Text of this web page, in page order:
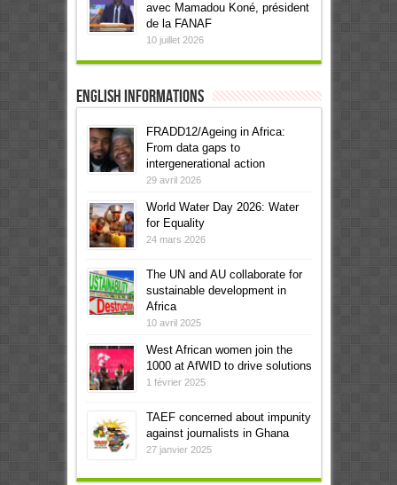
avec Mamadou Koné, président
de la FANAF
10 juillet 2026
English informations
FRADD12/Ageing in Africa:
From data gaps to
intergenerational action
29 avril 2026
World Water Day 2026: Water
for Equality
24 mars 2026
The UN and AU collaborate for
sustainable development in
Africa
10 avril 2025
West African women join the
1000 at AfWID to drive solutions
1 février 2025
TAEF concerned about impunity
against journalists in Ghana
27 janvier 2025